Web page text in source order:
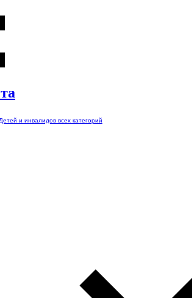
и инвалидов всех категорий